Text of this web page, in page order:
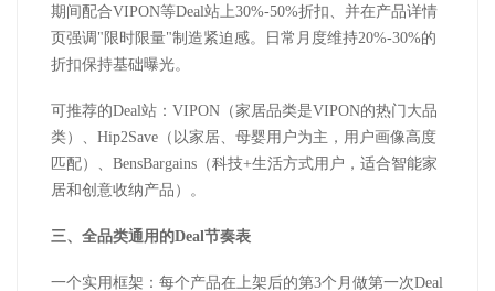
期间配合VIPON等Deal站上30%-50%折扣、并在产品详情
页强调 " 限时限量"制造紧迫感。日常月度维持20%-30%的
折扣保持基础曝光。
可推荐的Deal站： VIPON （家居品类是VIPON的热门大品
类）、 Hip2Save （以家居、母婴用户为主，用户画像高度
匹配）、 BensBargains （科技+生活方式用户，适合智能家
居和创意收纳产品）。
三、全品类通用的Deal 节奏表
一个实用框架：每个产品在上架后的第3个月做第一次Deal